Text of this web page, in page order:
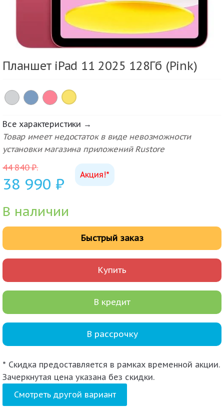
Планшет iPad 11 2025 128Гб (Pink)
×
Все характеристики →
Товар имеет недостаток в виде невозможности
установки магазина приложений Rustore
Акция!*
44 840₽.
38 990 ₽
В наличии
Купить
Быстрый заказ
В кредит
В рассрочку
* Скидка предоставляется в рамках временной акции.
Зачеркнутая цена указана без скидки.
Смотреть другой вариант